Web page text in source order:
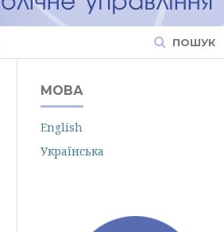
ПОШУК
МОВА
English
Українська